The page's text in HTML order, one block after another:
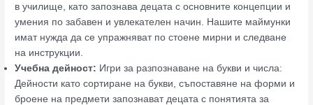
в училище, като запознава децата с основните концепции и
умения по забавен и увлекателен начин. Нашите маймунки
имат нужда да се упражняват по стоене мирни и следване
на инструкции.
Учебна дейност: Игри за разпознаване на букви и числа:
Дейности като сортиране на букви, съпоставяне на форми и
броене на предмети запознават децата с понятията за